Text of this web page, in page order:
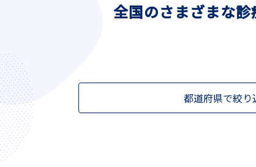
全国のさまざまな診
都道府県で絞り